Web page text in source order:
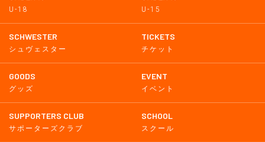
U-18 U-15
SCHWESTER
シュヴェスター
TICKETS
チケット
GOODS
グッズ
EVENT
イベント
SUPPORTERS CLUB
サポーターズクラブ
SCHOOL
スクール